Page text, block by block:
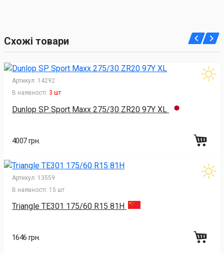
Схожі товари
Артикул: 14292
В наявності: 3 шт
Dunlop SP Sport Maxx 275/30 ZR20 97Y XL
4007 грн.
Артикул: 13559
В наявності: 15 шт
Triangle TE301 175/60 R15 81H
1646 грн.